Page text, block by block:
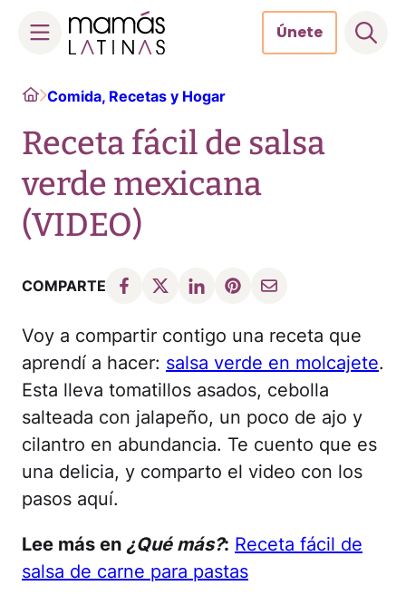
content
Únete
HomeComida, Recetas y Hogar
Receta fácil de salsa
verde mexicana
(VIDEO)
COMPARTE
Voy a compartir contigo una receta que
aprendí a hacer: salsa verde en molcajete.
Esta lleva tomatillos asados, cebolla
salteada con jalapeño, un poco de ajo y
cilantro en abundancia. Te cuento que es
una delicia, y comparto el video con los
pasos aquí.
Lee más en ¿Qué más?: Receta fácil de
salsa de carne para pastas